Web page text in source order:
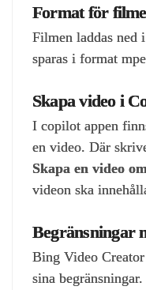
Format för
Filmen laddas ned
sparas i format
Skapa video i
I copilot appen
en video. Där
Skapa en video
videon ska
Begränsningar
Bing Video
sina